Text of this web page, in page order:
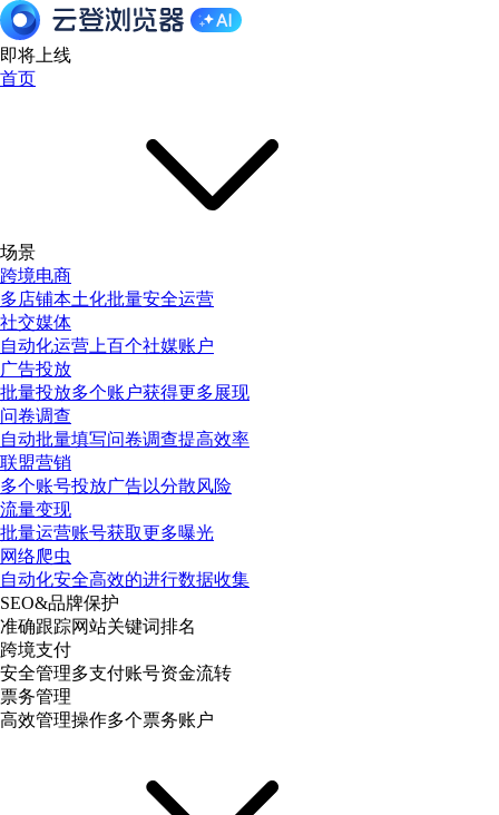
即将上线
首页
场景
跨境电商
多店铺本土化批量安全运营
社交媒体
自动化运营上百个社媒账户
广告投放
批量投放多个账户获得更多展现
问卷调查
自动批量填写问卷调查提高效率
联盟营销
多个账号投放广告以分散风险
流量变现
批量运营账号获取更多曝光
网络爬虫
自动化安全高效的进行数据收集
SEO&品牌保护
准确跟踪网站关键词排名
跨境支付
安全管理多支付账号资金流转
票务管理
高效管理操作多个票务账户